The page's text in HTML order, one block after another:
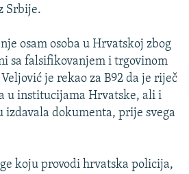
Srbije.
osam osoba u Hrvatskoj zbog
sa falsifikovanjem i trgovinom
je rekao za B92 da je riječ
u institucijama Hrvatske, ali i
izdavala dokumenta, prije svega
koju provodi hrvatska policija,